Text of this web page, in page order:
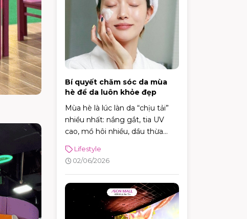
kiện toàn cầu được tổ chức tại
Azerbaijan.
Bí quyết chăm sóc da mùa
hè để da luôn khỏe đẹp
Mùa hè là lúc làn da “chịu tải”
nhiều nhất: nắng gắt, tia UV
cao, mồ hôi nhiều, dầu thừa
da vừa dễ đổ dầu – bít tắc, vừa
có thể khô căng – kích ứng. Tin
phức tạp. Chỉ cần nắm đúng vài
nguyên tắc: làm sạch vừa đủ,
dưỡng ẩm nhẹ, chống nắng
Lifestyle
02/06/2026